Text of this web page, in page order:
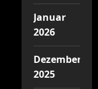
Januar
2026
Dezember
2025